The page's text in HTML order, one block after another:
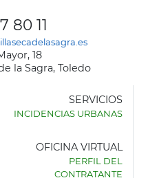
80 11
18
la Sagra, Toledo
SERVICIOS
INCIDENCIAS URBANAS
OFICINA VIRTUAL
PERFIL DEL
CONTRATANTE